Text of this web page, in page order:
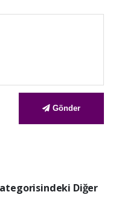
Gönder
Diğer